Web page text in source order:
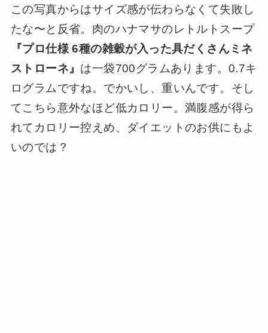
この写真からはサイズ感が伝わらなくて失敗し
たな〜と反省。肉のハナマサのレトルトスープ
『プロ仕様 6種の雑穀が入った具だくさんミネ
ストローネ』 は一袋700グラムあります。0.7キ
ログラムですね。でかいし、重いんです。そし
てこちら意外なほど低カロリー。満腹感が得ら
れてカロリー控えめ、ダイエットのお供にもよ
いのでは？